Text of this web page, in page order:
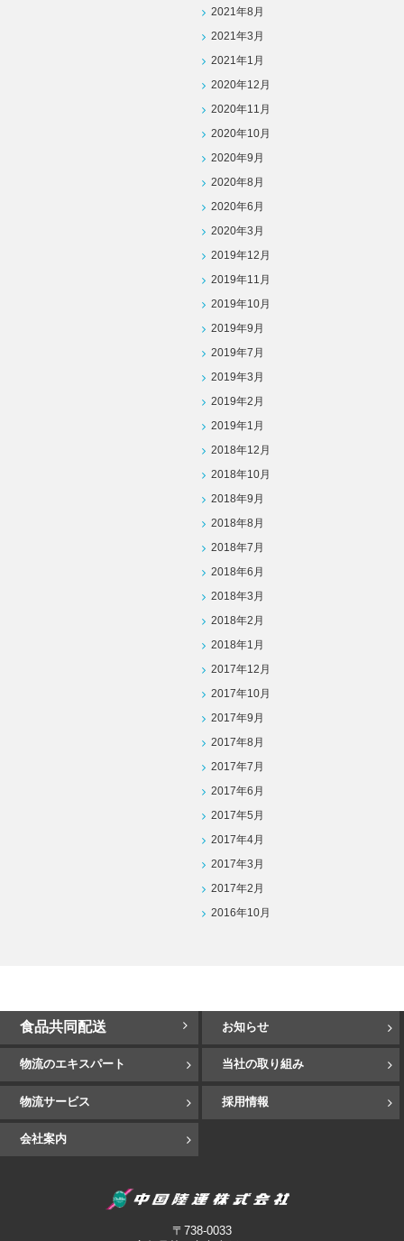
2021年8月
2021年3月
2021年1月
2020年12月
2020年11月
2020年10月
2020年9月
2020年8月
2020年6月
2020年3月
2019年12月
2019年11月
2019年10月
2019年9月
2019年7月
2019年3月
2019年2月
2019年1月
2018年12月
2018年10月
2018年9月
2018年8月
2018年7月
2018年6月
2018年3月
2018年2月
2018年1月
2017年12月
2017年10月
2017年9月
2017年8月
2017年7月
2017年6月
2017年5月
2017年4月
2017年3月
2017年2月
2016年10月
食品共同配送 お知らせ
物流のエキスパート 当社の取り組み
物流サービス 採用情報
会社案内
〒738-0033